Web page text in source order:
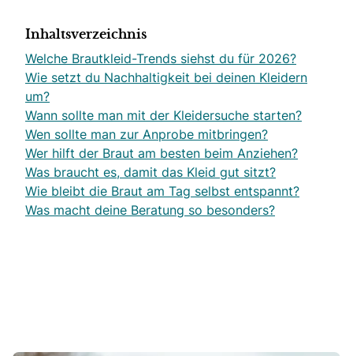
Inhaltsverzeichnis
Welche Brautkleid-Trends siehst du für 2026?
Wie setzt du Nachhaltigkeit bei deinen Kleidern
um?
Wann sollte man mit der Kleidersuche starten?
Wen sollte man zur Anprobe mitbringen?
Wer hilft der Braut am besten beim Anziehen?
Was braucht es, damit das Kleid gut sitzt?
Wie bleibt die Braut am Tag selbst entspannt?
Was macht deine Beratung so besonders?